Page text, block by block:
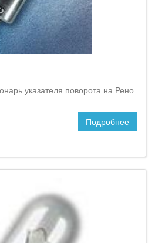
указателя поворота на Рено
Подробнее